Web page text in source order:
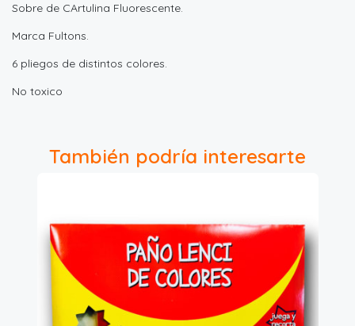
Sobre de CArtulina Fluorescente.
Marca Fultons.
6 pliegos de distintos colores.
No toxico
También podría interesarte